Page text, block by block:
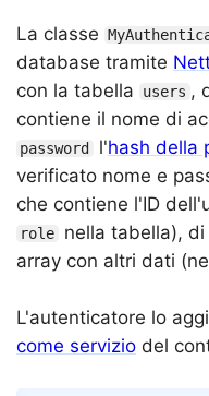
La classe
database tramite
con la tabella
users ,
contiene il nome di
password l'hash della
verificato nome e
che contiene l'ID
role nella tabella),
array con altri dati
L'autenticatore lo
come servizio del